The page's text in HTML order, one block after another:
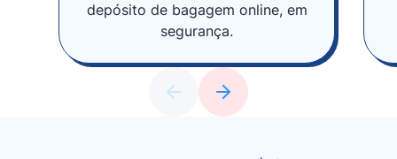
depósito de bagagem online, em
segurança.